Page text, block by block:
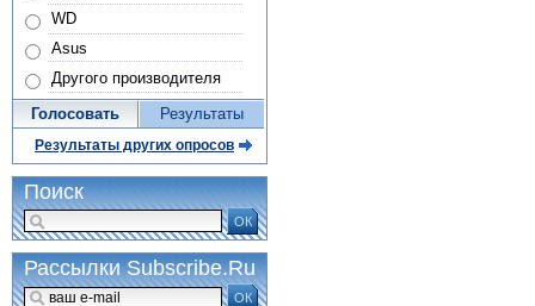
WD
Asus
Другого производителя
Голосовать Результаты
Результаты других опросов
Поиск
ОК
Рассылки Subscribe.Ru
ОК